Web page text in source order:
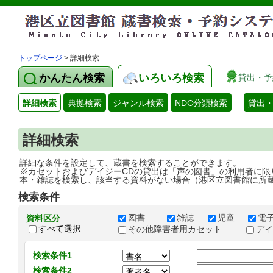
トップページ > 詳細検索
かんたん検索 いろいろ検索 貸出・
詳細検索 典拠検索 ジャンル検索 NDC分類検索 貸出
詳細検索
詳細な条件を設定して、蔵書を検索することができます。
※カセットおよびデイジーCDの貸出は「声の図書」の利用者に限
本・雑誌を検索し、該当する資料がない場合（港区立図書館に所
検索条件
資料区分
すべて選択
図書 雑誌 児童
電
その他障害者用カセット
デ
検索条件1
検索条件2